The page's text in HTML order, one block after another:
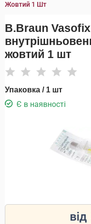
Жовтий 1 Шт
B.Braun
жовтий 1 шт
Упаковка / 1 шт
Є в наявності
від